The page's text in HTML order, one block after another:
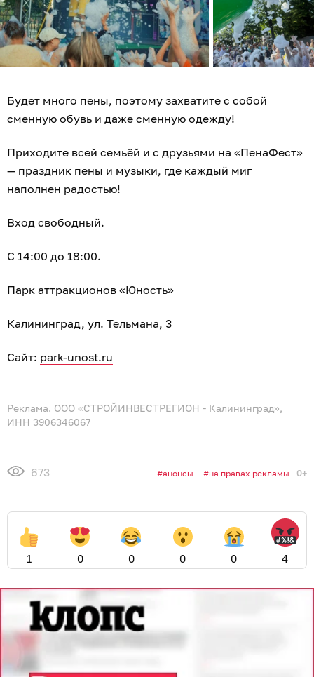
Будет много пены, поэтому захватите с собой
сменную обувь и даже сменную одежду!
Приходите всей семьёй и с друзьями на «ПенаФест»
— праздник пены и музыки, где каждый миг
наполнен радостью!
Вход свободный.
С 14:00 до 18:00.
Парк аттракционов «Юность»
Калининград, ул. Тельмана, 3
Сайт: park-unost.ru
Реклама. ООО «СТРОЙИНВЕСТРЕГИОН - Калининград»,
ИНН 3906346067
673 анонсы на правах рекламы 0+
1 0 0 0 0 4